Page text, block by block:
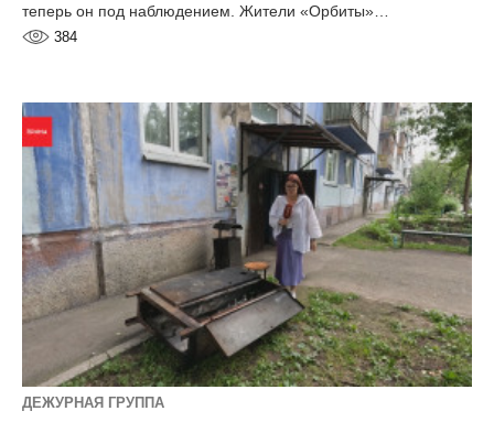
теперь он под наблюдением. Жители «Орбиты»…
384
ДЕЖУРНАЯ ГРУППА